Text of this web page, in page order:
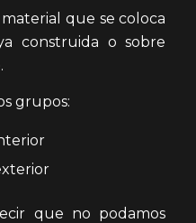
que se coloca
construida o sobre
grupos:
que no podamos